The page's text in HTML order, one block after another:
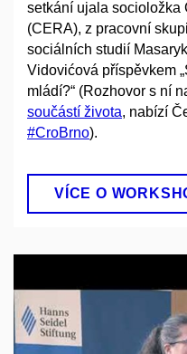
setkání ujala socioložka
(CERA), z pracovní
sociálních studií
Vidovićová příspěvkem
mládí?“ (Rozhovor s ní
součástí života, nabízí
#CroBrno).
VÍCE O